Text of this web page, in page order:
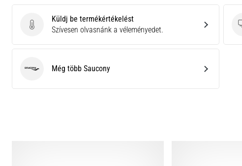
Küldj be termékértékelést
Küldj be termékértékelést
Szívesen olvasnánk a véleményedet.
SauconyMég több Saucony